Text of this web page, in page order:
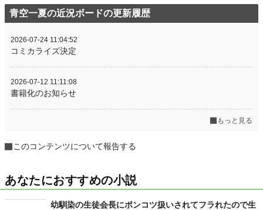
青空一夏の近況ボードの更新履歴
2026-07-24 11:04:52
コミカライズ決定
2026-07-12 11:11:08
書籍化のお知らせ
もっと見る
このコンテンツについて報告する
あなたにおすすめの小説
幼馴染の生徒会長にポンコツ扱いされてフラれたので生